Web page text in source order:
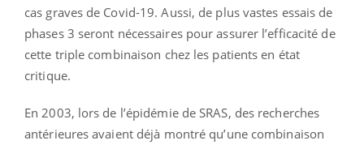
cas graves de Covid-19. Aussi, de plus vastes essais de
phases 3 seront nécessaires pour assurer l’efficacité de
cette triple combinaison chez les patients en état
critique.
En 2003, lors de l’épidémie de SRAS, des recherches
antérieures avaient déjà montré qu’une combinaison